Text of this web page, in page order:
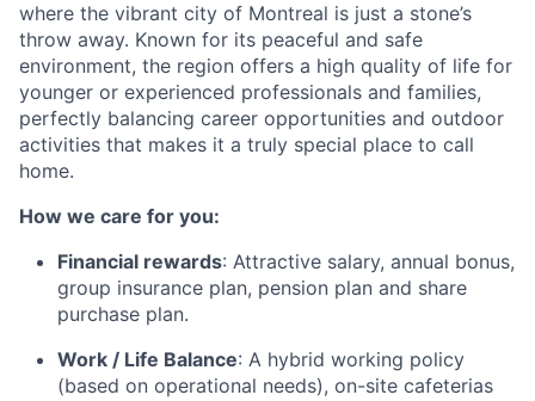
where the vibrant city of Montreal is just a stone’s
throw away. Known for its peaceful and safe
environment, the region offers a high quality of life for
younger or experienced professionals and families,
perfectly balancing career opportunities and outdoor
activities that makes it a truly special place to call
home.
How we care for you:
Financial rewards: Attractive salary, annual bonus,
group insurance plan, pension plan and share
purchase plan.
Work / Life Balance: A hybrid working policy
(based on operational needs), on-site cafeterias